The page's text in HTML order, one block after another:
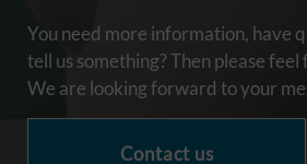
You need more information, have
tell us something? Then please
We are looking forward to your
Contact us